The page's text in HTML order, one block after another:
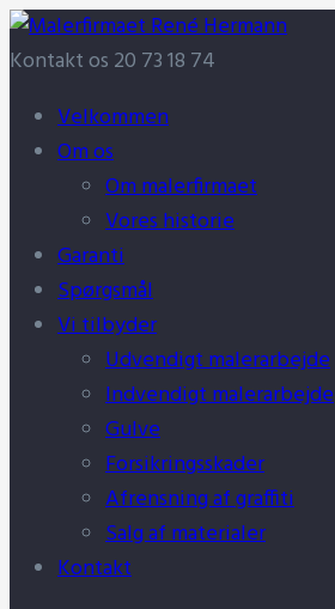
Kontakt os 20 73 18 74
Velkommen
Om os
Om malerfirmaet
Vores historie
Garanti
Spørgsmål
Vi tilbyder
Udvendigt malerarbejde
Indvendigt malerarbejde
Gulve
Forsikringsskader
Afrensning af graffiti
Salg af materialer
Kontakt